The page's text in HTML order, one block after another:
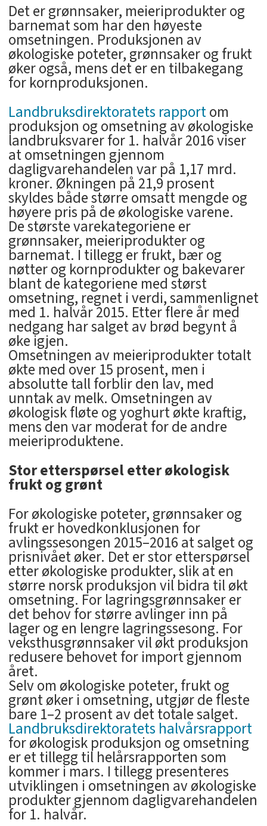
Det er grønnsaker, meieriprodukter og
barnemat som har den høyeste
omsetningen. Produksjonen av
økologiske poteter, grønnsaker og frukt
øker også, mens det er en tilbakegang
for kornproduksjonen.
Landbruksdirektoratets rapportom
produksjon og omsetning av økologiske
landbruksvarer for 1. halvår 2016 viser
at omsetningen gjennom
dagligvarehandelen var på 1,17 mrd.
kroner. Økningen på 21,9 prosent
skyldes både større omsatt mengde og
høyere pris på de økologiske varene.
De største varekategoriene er
grønnsaker, meieriprodukter og
barnemat. I tillegg er frukt, bær og
nøtter og kornprodukter og bakevarer
blant de kategoriene med størst
omsetning, regnet i verdi, sammenlignet
med 1. halvår 2015. Etter flere år med
nedgang har salget av brød begynt å
øke igjen.
Omsetningen av meieriprodukter totalt
økte med over 15 prosent, men i
absolutte tall forblir den lav, med
unntak av melk. Omsetningen av
økologisk fløte og yoghurt økte kraftig,
mens den var moderat for de andre
meieriproduktene.
Stor etterspørsel etter økologisk
frukt og grønt
For økologiske poteter, grønnsaker og
frukt er hovedkonklusjonen for
avlingssesongen 2015–2016 at salget og
prisnivået øker. Det er stor etterspørsel
etter økologiske produkter, slik at en
større norsk produksjon vil bidra til økt
omsetning. For lagringsgrønnsaker er
det behov for større avlinger inn på
lager og en lengre lagringssesong. For
veksthusgrønnsaker vil økt produksjon
redusere behovet for import gjennom
året.
Selv om økologiske poteter, frukt og
grønt øker i omsetning, utgjør de fleste
bare 1–2 prosent av det totale salget.
Landbruksdirektoratets halvårsrapport
for økologisk produksjon og omsetning
er et tillegg til helårsrapporten som
kommer i mars. I tillegg presenteres
utviklingen i omsetningen av økologiske
produkter gjennom dagligvarehandelen
for 1. halvår.